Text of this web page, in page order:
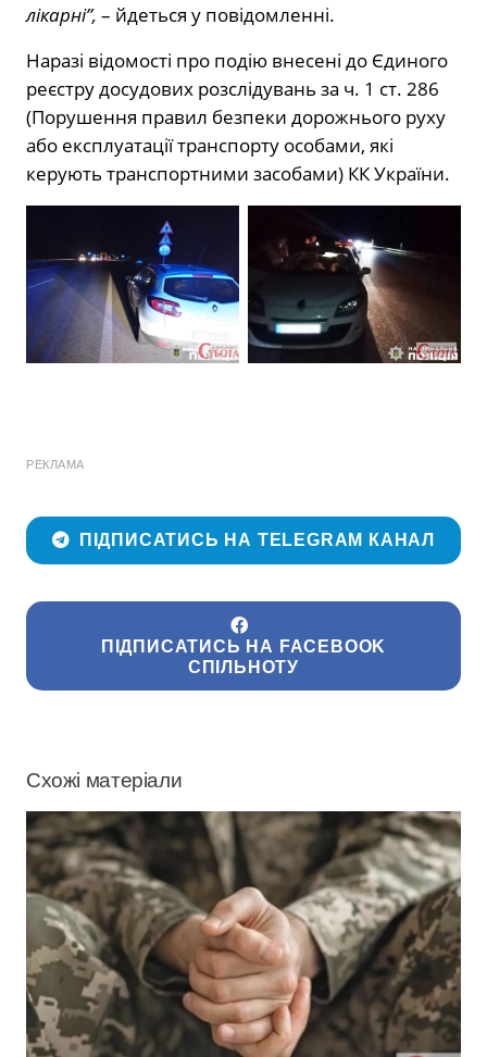
лікарні”, – йдеться у повідомленні.
Наразі відомості про подію внесені до Єдиного
реєстру досудових розслідувань за ч. 1 ст. 286
(Порушення правил безпеки дорожнього руху
або експлуатації транспорту особами, які
керують транспортними засобами) КК України.
РЕКЛАМА
ПІДПИСАТИСЬ НА TELEGRAM КАНАЛ
ПІДПИСАТИСЬ НА FACEBOOK
СПІЛЬНОТУ
Схожі матеріали